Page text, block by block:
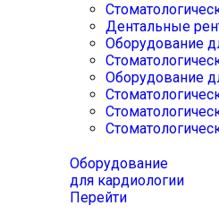
Дентальные
Оборудование
Оборудование
Оборудование
для кардиологии
Перейти